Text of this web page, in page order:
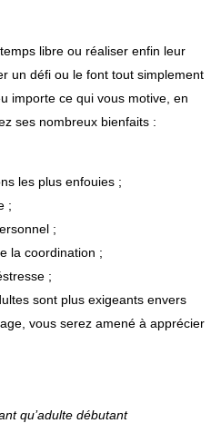
libre ou réaliser enfin leur
un défi ou le font tout simplement
importe ce qui vous motive, en
ses nombreux bienfaits :
les plus enfouies ;
;
;
la coordination ;
;
sont plus exigeants envers
vous serez amené à apprécier
qu’adulte débutant